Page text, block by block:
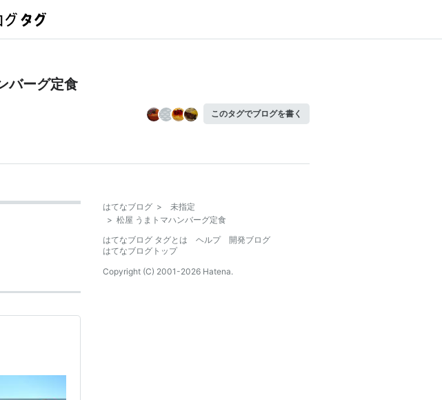
バーグ定食
このタグでブログを書く
はてなブログ >
未指定
> 松屋 うまトマハンバーグ定食
はてなブログ タグとは
ヘルプ
開発ブログ
はてなブログトップ
Copyright (C) 2001-2026 Hatena.